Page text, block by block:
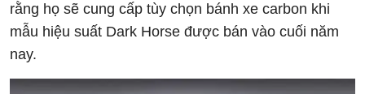
rằng họ sẽ cung cấp tùy chọn bánh xe carbon khi
mẫu hiệu suất Dark Horse được bán vào cuối năm
nay.